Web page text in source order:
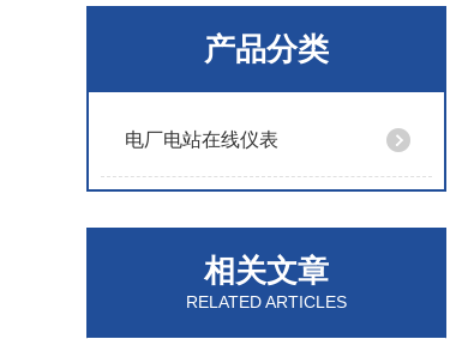
产品分类
电厂电站在线仪表
相关文章
RELATED ARTICLES